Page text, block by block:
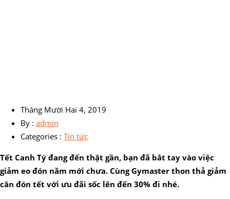
Tháng Mười Hai 4, 2019
By : admin
Categories : Tin tức
Tết Canh Tý đang đến thật gần, bạn đã bắt tay vào việc
giảm eo đón năm mới chưa. Cùng Gymaster thon thả giảm
cân đón tết với ưu đãi sốc lên đến 30% đi nhé.